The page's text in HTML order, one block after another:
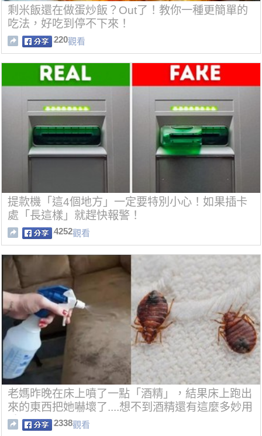
剩米飯還在做蛋炒飯？Out了！教你一種更簡單的
吃法，好吃到停不下來！
220觀看
提款機「這4個地方」一定要特別小心！如果插卡
處「長這樣」就趕快報警！
4252觀看
老媽昨晚在床上噴了一點「酒精」，結果床上跑出
來的東西把她嚇壞了....想不到酒精還有這麼多妙用
哦！
2338觀看